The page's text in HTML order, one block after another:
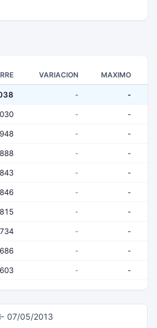
VARIACION MAXIMO
- -
- -
- -
- -
- -
- -
- -
- -
- -
- -
07/05/2013